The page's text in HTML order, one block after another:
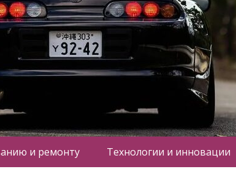
и ремонту Технологии и инновации